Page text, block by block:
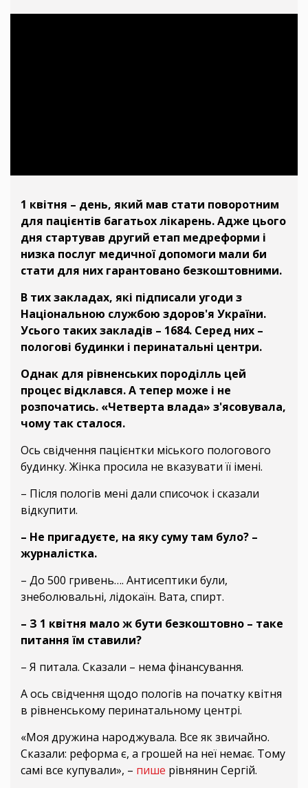
1 квітня – день, який мав стати поворотним
для пацієнтів багатьох лікарень. Адже цього
дня стартував другий етап медреформи і
низка послуг медичної допомоги мали би
стати для них гарантовано безкоштовними.
В тих закладах, які підписали угоди з
Національною службою здоров'я України.
Усього таких закладів – 1684. Серед них –
пологові будинки і перинатальні центри.
Однак для рівненських породілль цей
процес відклався. А тепер може і не
розпочатись. «Четверта влада» з'ясовувала,
чому так сталося.
Ось свідчення пацієнтки міського пологового
будинку. Жінка просила не вказувати її імені.
– Після пологів мені дали списочок і сказали
відкупити.
– Не пригадуєте, на яку суму там було? –
журналістка.
– До 500 гривень…. Антисептики були,
знеболювальні, лідокаїн. Вата, спирт.
– З 1 квітня мало ж бути безкоштовно – таке
питання їм ставили?
– Я питала. Сказали – нема фінансування.
А ось свідчення щодо пологів на початку квітня
в рівненському перинатальному центрі.
«Моя дружина народжувала. Все як звичайно.
Сказали: реформа є, а грошей на неї немає. Тому
самі все купували», – пише рівнянин Сергій.